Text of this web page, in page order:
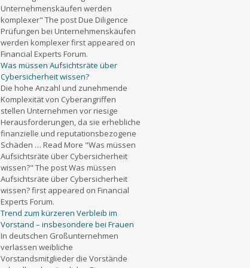
Unternehmenskäufen werden
komplexer" The post Due Diligence
Prüfungen bei Unternehmenskäufen
werden komplexer first appeared on
Financial Experts Forum.
Was müssen Aufsichtsräte über
Cybersicherheit wissen?
Die hohe Anzahl und zunehmende
Komplexität von Cyberangriffen
stellen Unternehmen vor riesige
Herausforderungen, da sie erhebliche
finanzielle und reputationsbezogene
Schäden … Read More "Was müssen
Aufsichtsräte über Cybersicherheit
wissen?" The post Was müssen
Aufsichtsräte über Cybersicherheit
wissen? first appeared on Financial
Experts Forum.
Trend zum kürzeren Verbleib im
Vorstand – insbesondere bei Frauen
In deutschen Großunternehmen
verlassen weibliche
Vorstandsmitglieder die Vorstände